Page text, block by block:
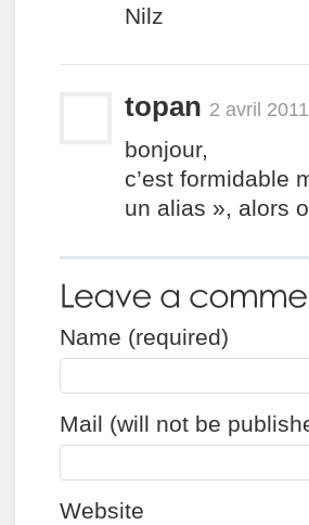
Nilz
topan 2 avril
bonjour,
c’est formidable
un alias », alors
Name (required)
Mail (will not be
Website